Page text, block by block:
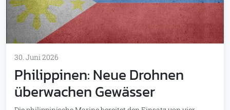
30. Juni 2026
Philippinen: Neue Drohnen
überwachen Gewässer